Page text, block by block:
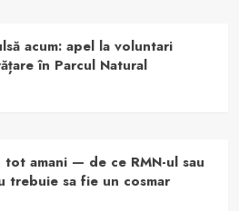
acum: apel la voluntari
în Parcul Natural
amani — de ce RMN-ul sau
trebuie sa fie un cosmar